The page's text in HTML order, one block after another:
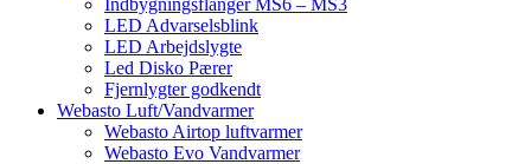
Indbygningsflanger MS6 – MS3
LED Advarselsblink
LED Arbejdslygte
Led Disko Pærer
Fjernlygter godkendt
Webasto Luft/Vandvarmer
Webasto Airtop luftvarmer
Webasto Evo Vandvarmer